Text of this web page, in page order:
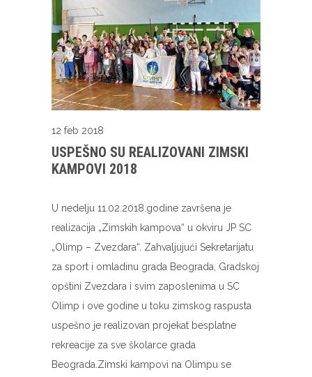
12 feb 2018
USPEŠNO SU REALIZOVANI ZIMSKI
KAMPOVI 2018
U nedelju 11.02.2018.godine završena je
realizacija „Zimskih kampova“ u okviru JP SC
„Olimp – Zvezdara“. Zahvaljujući Sekretarijatu
za sport i omladinu grada Beograda, Gradskoj
opštini Zvezdara i svim zaposlenima u SC
Olimp i ove godine u toku zimskog raspusta
uspešno je realizovan projekat besplatne
rekreacije za sve školarce grada
Beograda.Zimski kampovi na Olimpu se